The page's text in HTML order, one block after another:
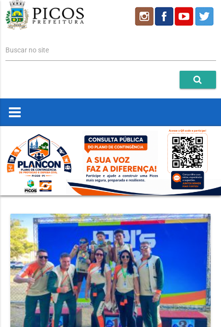
Buscar no site